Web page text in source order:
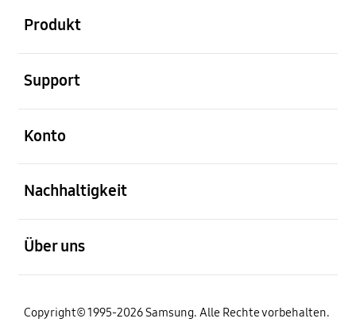
Produkt
Support
Konto
Nachhaltigkeit
Über uns
Copyright© 1995-2026 Samsung. Alle Rechte vorbehalten.